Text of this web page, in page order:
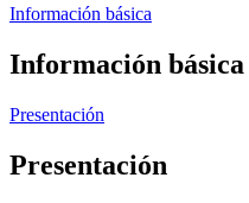
Información básica
Información básica
Presentación
Presentación